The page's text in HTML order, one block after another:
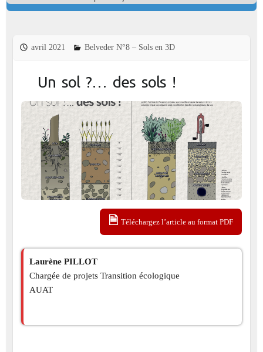
avril 2021 Belveder N°8 – Sols en 3D
Un sol ?… des sols !
Téléchargez l’article au format PDF
Laurène PILLOT
Chargée de projets Transition écologique
AUAT